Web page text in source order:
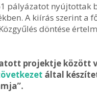
pályázatot nyújtottak
A kiírás szerint a
döntése
projektje között
által